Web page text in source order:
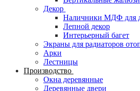
Декор
Наличники МДФ для
Лепной декор
Интерьерный багет
Экраны для радиаторов
Арки
Лестницы
Производство
Окна деревянные
Деревянные двери